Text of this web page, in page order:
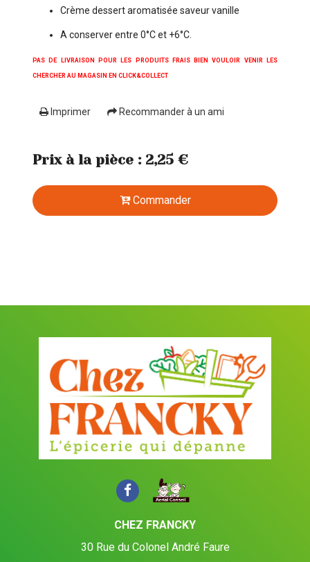
Crème dessert aromatisée saveur vanille
A conserver entre 0°C et +6°C.
PAS DE LIVRAISON POUR LES PRODUITS FRAIS BIEN VOULOIR VENIR LES
CHERCHER AU MAGASIN EN CLICK&COLLECT
Imprimer Recommander à un ami
Prix à la pièce : 2,25 €
Commander
CHEZ FRANCKY
30 Rue du Colonel André Faure